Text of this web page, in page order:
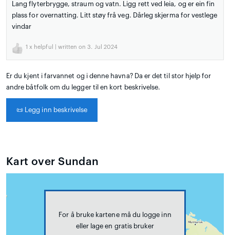
Lang flyterbrygge, straum og vatn. Ligg rett ved leia, og er ein fin
plass for overnatting. Litt støy frå veg. Dårleg skjerma for vestlege
vindar
1 x helpful | written on 3. Jul 2024
Er du kjent i farvannet og i denne havna? Da er det til stor hjelp for
andre båtfolk om du legger til en kort beskrivelse.
📜 Legg inn beskrivelse
Kart over Sundan
For å bruke kartene må du logge inn
eller lage en gratis bruker